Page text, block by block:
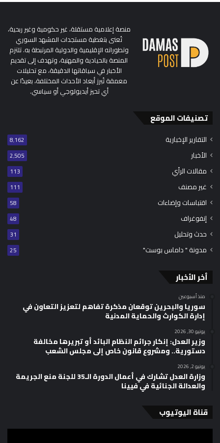
منصة إعلامية مستقلة، غير حكومية وغير ربحية،
تُعنى بتغطية مستجدات المشهد السوري
وتطوراته الإقليمية والدولية المرتبطة به. تلتزم
المنصة بالحيادية والمهنية، وتهدف إلى تقديم
الأخبار في سياقاتها الدقيقة، مع تحليلات
معمقة تُبرز أبعاد الأحداث المختلفة، بعيدًا عن
أي تحيز أيديولوجي أو سياسي.
تصنيفات الموقع
التقارير الإخبارية 8٬162
الأخبار 2٬505
مقالات الرأي 113
غير مصنف 111
اقتباسات وإضاءات 58
إنفوغراف 48
حدث وتحليل 31
مدونة " داماس بوست" 25
أخر الأخبار
منذ أسبوعين
سوريا والبحرين توقعان مذكرة تفاهم لتعزيز التعاون في
إدارة الكوارث والحماية المدنية
يونيو 30, 2026
وزير العدل: إنكار جرائم النظام البائد أو تبريرها مخالفة
دستورية.. ومشروع قانون خاص إلى مجلس الشعب
يونيو 2, 2026
وزارة العدل تشارك في أعمال الدورة الـ35 للجنة منع الجريمة
والعدالة الجنائية في فيينا
قناة اليوتيوب